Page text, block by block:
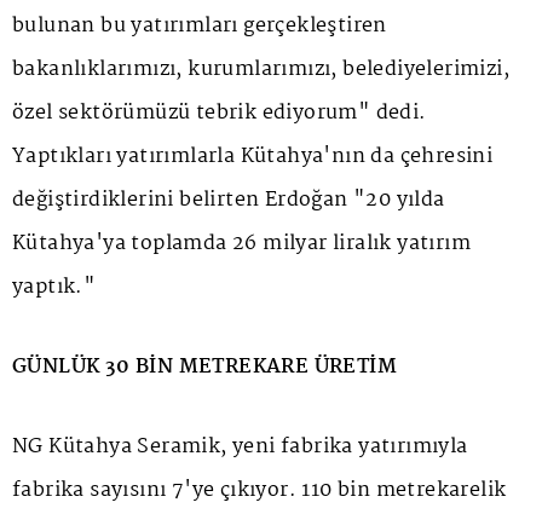
bulunan bu yatırımları gerçekleştiren
bakanlıklarımızı, kurumlarımızı, belediyelerimizi,
özel sektörümüzü tebrik ediyorum" dedi.
Yaptıkları yatırımlarla Kütahya'nın da çehresini
değiştirdiklerini belirten Erdoğan "20 yılda
Kütahya'ya toplamda 26 milyar liralık yatırım
yaptık."
GÜNLÜK 30 BİN METREKARE ÜRETİM
NG Kütahya Seramik, yeni fabrika yatırımıyla
fabrika sayısını 7'ye çıkıyor. 110 bin metrekarelik